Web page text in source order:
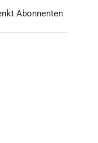
Abonnenten